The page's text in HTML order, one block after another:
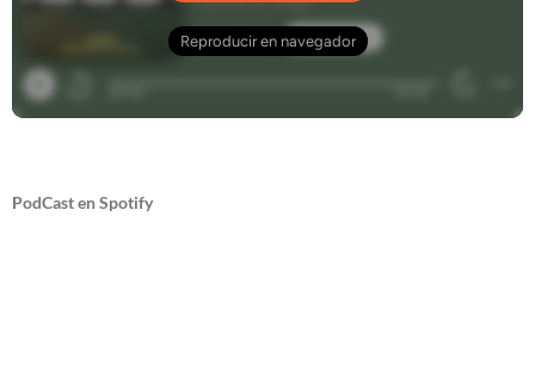
PodCast en Spotify